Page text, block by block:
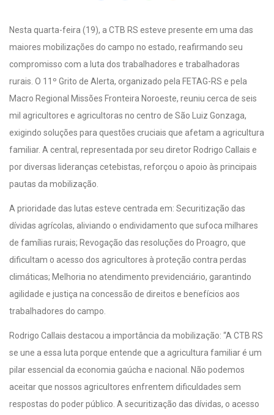
Nesta quarta-feira (19), a CTB RS esteve presente em uma das
maiores mobilizações do campo no estado, reafirmando seu
compromisso com a luta dos trabalhadores e trabalhadoras
rurais. O 11º Grito de Alerta, organizado pela FETAG-RS e pela
Macro Regional Missões Fronteira Noroeste, reuniu cerca de seis
mil agricultores e agricultoras no centro de São Luiz Gonzaga,
exigindo soluções para questões cruciais que afetam a agricultura
familiar. A central, representada por seu diretor Rodrigo Callais e
por diversas lideranças cetebistas, reforçou o apoio às principais
pautas da mobilização.
A prioridade das lutas esteve centrada em: Securitização das
dívidas agrícolas, aliviando o endividamento que sufoca milhares
de famílias rurais; Revogação das resoluções do Proagro, que
dificultam o acesso dos agricultores à proteção contra perdas
climáticas; Melhoria no atendimento previdenciário, garantindo
agilidade e justiça na concessão de direitos e benefícios aos
trabalhadores do campo.
Rodrigo Callais destacou a importância da mobilização: “A CTB RS
se une a essa luta porque entende que a agricultura familiar é um
pilar essencial da economia gaúcha e nacional. Não podemos
aceitar que nossos agricultores enfrentem dificuldades sem
respostas do poder público. A securitização das dívidas, o acesso